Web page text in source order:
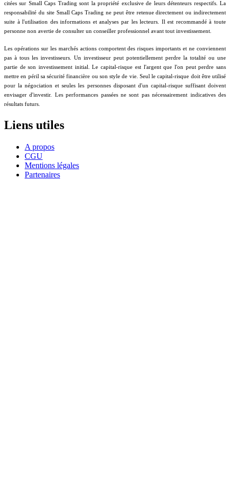
citées sur Small Caps Trading sont la propriété exclusive de leurs détenteurs respectifs. La
responsabilité du site Small Caps Trading ne peut être retenue directement ou indirectement
suite à l'utilisation des informations et analyses par les lecteurs. Il est recommandé à toute
personne non avertie de consulter un conseiller professionnel avant tout investissement.
Les opérations sur les marchés actions comportent des risques importants et ne conviennent
pas à tous les investisseurs. Un investisseur peut potentiellement perdre la totalité ou une
partie de son investissement initial. Le capital-risque est l'argent que l'on peut perdre sans
mettre en péril sa sécurité financière ou son style de vie. Seul le capital-risque doit être utilisé
pour la négociation et seules les personnes disposant d'un capital-risque suffisant doivent
envisager d'investir. Les performances passées ne sont pas nécessairement indicatives des
résultats futurs.
Liens utiles
A propos
CGU
Mentions légales
Partenaires